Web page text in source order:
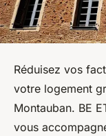
Réduisez vos
votre logement
Montauban. BE
vous